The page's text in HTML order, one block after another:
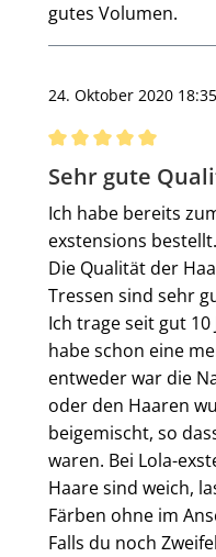
gutes Volumen.
24. Oktober 2020 18:35
Bewertung mit 5 von
Sehr gute
Ich habe bereits
exstensions bestellt.
Die Qualität der
Tressen sind sehr
Ich trage seit gut
habe schon eine
entweder war die
oder den Haaren
beigemischt, so
waren. Bei Lola-
Haare sind weich,
Färben ohne im
Falls du noch